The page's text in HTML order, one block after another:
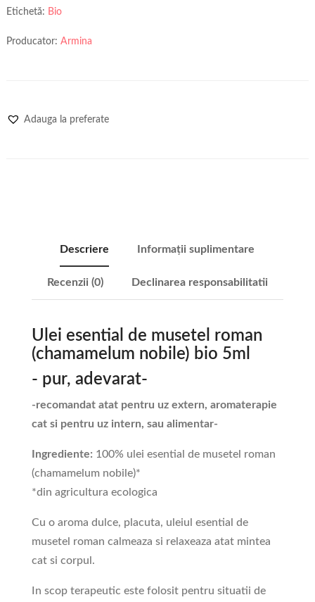
Etichetă: Bio
Producator: Armina
Adauga la preferate
Descriere Informații suplimentare
Recenzii (0) Declinarea responsabilitatii
Ulei esential de musetel roman
(chamamelum nobile) bio 5ml
- pur, adevarat-
-recomandat atat pentru uz extern, aromaterapie
cat si pentru uz intern, sau alimentar-
Ingrediente: 100% ulei esential de musetel roman
(chamamelum nobile)*
*din agricultura ecologica
Cu o aroma dulce, placuta, uleiul esential de
musetel roman calmeaza si relaxeaza atat mintea
cat si corpul.
In scop terapeutic este folosit pentru situatii de